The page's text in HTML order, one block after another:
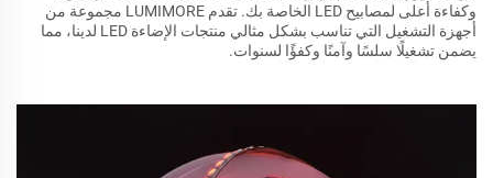
وكفاءة أعلى لمصابيح LED الخاصة بك. تقدم LUMIMORE مجموعة من
أجهزة التشغيل التي تناسب بشكل مثالي منتجات الإضاءة LED لدينا، مما
يضمن تشغيلًا سلسًا وآمنًا وكفؤًا لسنوات.